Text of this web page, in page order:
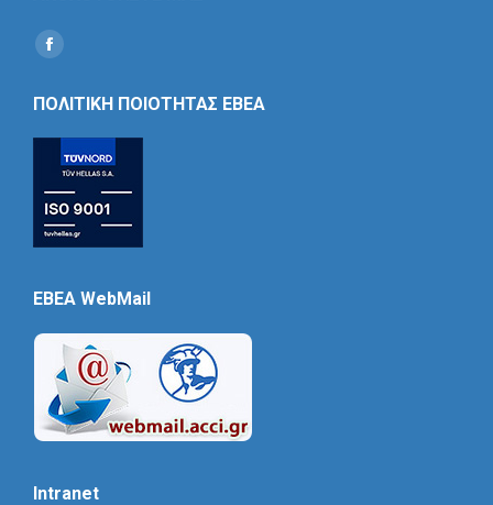
Find us on:
Social
ΠΟΛΙΤΙΚΗ ΠΟΙΟΤΗΤΑΣ ΕΒΕΑ
EBEA WebMail
Intranet